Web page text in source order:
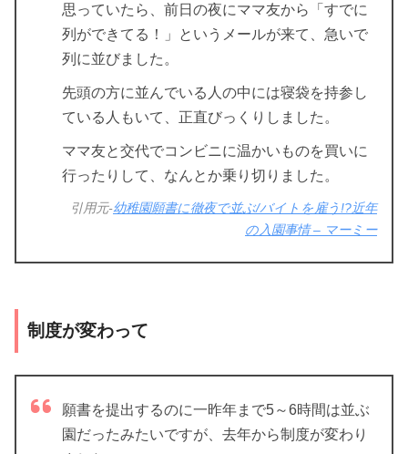
思っていたら、前日の夜にママ友から「すでに
列ができてる！」というメールが来て、急いで
列に並びました。
先頭の方に並んでいる人の中には寝袋を持参し
ている人もいて、正直びっくりしました。
ママ友と交代でコンビニに温かいものを買いに
行ったりして、なんとか乗り切りました。
引用元-幼稚園願書に徹夜で並ぶ/バイトを雇う!?近年
の入園事情 – マーミー
制度が変わって
願書を提出するのに一昨年まで5～6時間は並ぶ
園だったみたいですが、去年から制度が変わり